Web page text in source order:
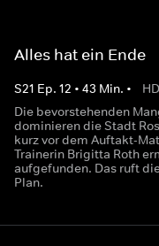
Alles hat ein Ende
S21 Ep. 12 • 43 Min. • HD
Die bevorstehenden
dominieren die Stadt
kurz vor dem Auftakt-
Trainerin Brigitta Roth
aufgefunden. Das ruft
Plan.